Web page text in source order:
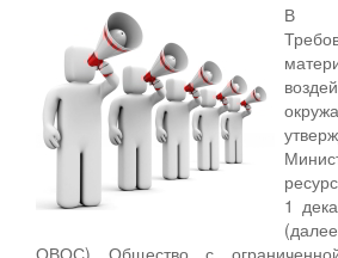
В
1
ОВОС) Общество с ограниченной